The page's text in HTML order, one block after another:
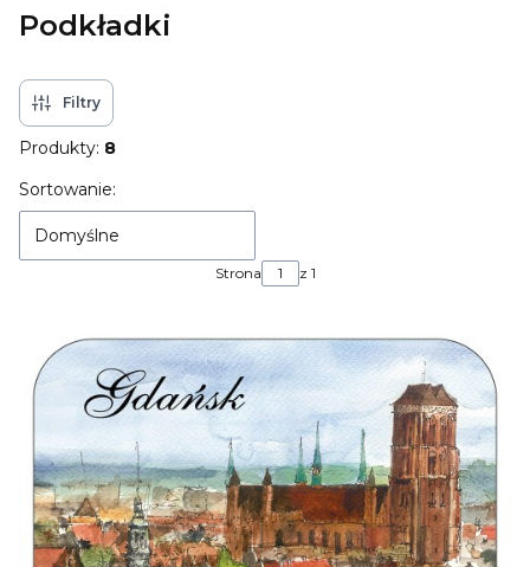
Podkładki
Filtry
Produkty: 8
Lista produktów
Sortowanie:
Domyślne
Strona z 1